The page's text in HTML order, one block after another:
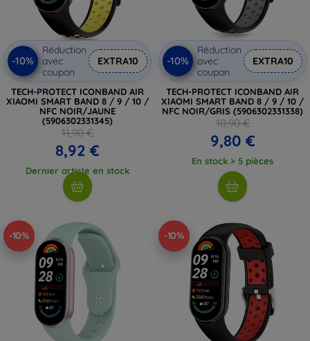
-10%
Réduction
avec
coupon
EXTRA10
TECH-PROTECT ICONBAND AIR
XIAOMI SMART BAND 8 / 9 / 10 /
NFC NOIR/JAUNE
(5906302331345)
11,90 €
8,92 €
Dernier article en stock
-10%
Réduction
avec
coupon
EXTRA10
TECH-PROTECT ICONBAND AIR
XIAOMI SMART BAND 8 / 9 / 10 /
NFC NOIR/GRIS (5906302331338)
10,90 €
9,80 €
En stock > 5 pièces
-10% -10%